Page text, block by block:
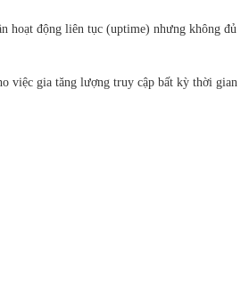
hoạt động liên tục (uptime) nhưng không đủ
việc gia tăng lượng truy cập bất kỳ thời gian